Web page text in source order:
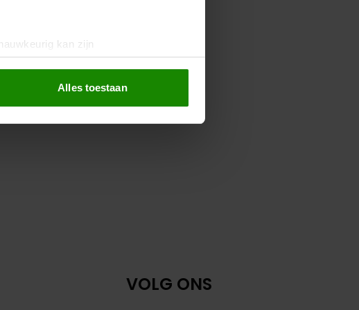
kan zijn
(fingerprinting)
Alles toestaan
VOLG ONS